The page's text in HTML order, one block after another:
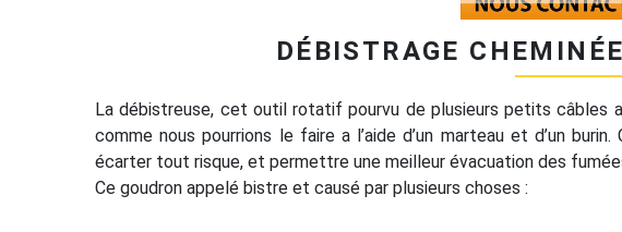
DÉBISTRAGE
La débistreuse, cet outil rotatif pourvu de plusieurs petits
comme nous pourrions le faire a l’aide d’un marteau et d’un
écarter tout risque, et permettre une meilleur évacuation des
Ce goudron appelé bistre et causé par plusieurs choses :